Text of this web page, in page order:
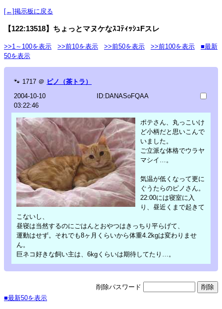
[←]掲示板に戻る
【122:13518】ちょっとマヌケなｽｺﾃｨｯｼｭFスレ
>>1～100を表示 >>前10を表示 >>前50を表示 >>前100を表示
■最新
50を表示
🐾 1717 ＠ ピノ（茶トラ）
2004-10-10
03:22:46
ID:DANASoFQAA
ポテさん、丸っこいけ
ど小柄だと思いこんで
いました。
ご立派な体格でウラヤ
マシイ…。
気温が低くなって更に
ぐうたらのピノさん。
22:00には寝室に入
り、昼近くまで起きて
こないし、
昼寝は当然するのにごはんとおやつはきっちり平らげて、
運動はせず。それでも8ヶ月くらいから体重4.2kgは変わりませ
ん。
巨ネコ好きな飼い主は、6kgくらいは期待してたり…。
削除パスワード
■最新50を表示